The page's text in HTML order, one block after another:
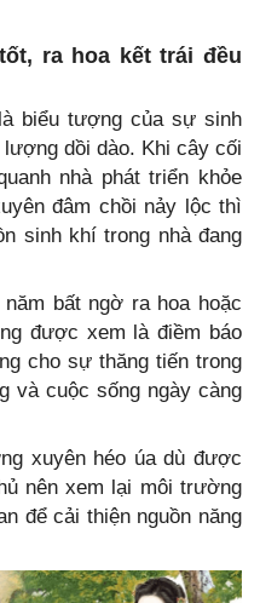
ra hoa kết trái đều
biểu tượng của sự sinh
dồi dào. Khi cây cối
nhà phát triển khỏe
đâm chồi nảy lộc thì
sinh khí trong nhà đang
bất ngờ ra hoa hoặc
được xem là điềm báo
cho sự thăng tiến trong
và cuộc sống ngày càng
xuyên héo úa dù được
nên xem lại môi trường
để cải thiện nguồn năng